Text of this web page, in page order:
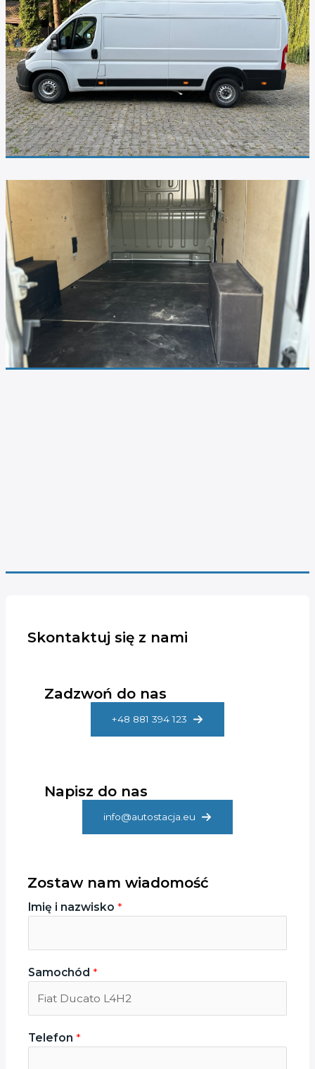
Skontaktuj się z nami
Zadzwoń do nas
+48 881 394 123
Napisz do nas
info@autostacja.eu
Zostaw nam wiadomość
Imię i nazwisko*
T
e
e
f
o
Samochód*
Telefon*